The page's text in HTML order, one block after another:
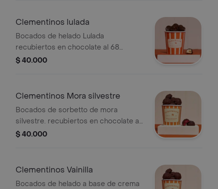
crocante.
Clementinos lulada
Bocados de helado Lulada
recubiertos en chocolate al 68
porciento cacao y trozos de
$ 40.000
Clementinos Mora silvestre
Bocados de sorbetto de mora
silvestre. recubiertos en chocolate al
68 cacao y trozos de cucurucho
$ 40.000
Clementinos Vainilla
Bocados de helado a base de crema